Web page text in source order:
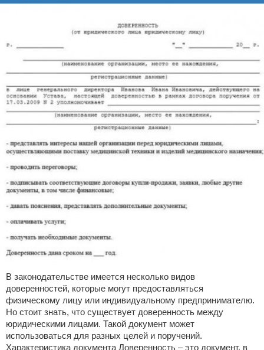
В законодательстве имеется несколько видов
доверенностей, которые могут предоставляться
физическому лицу или индивидуальному предпринимателю.
Но стоит знать, что существует доверенность между
юридическими лицами. Такой документ может
использоваться для разных целей и поручений.
Характеристика документа Доверенность – это документ, в